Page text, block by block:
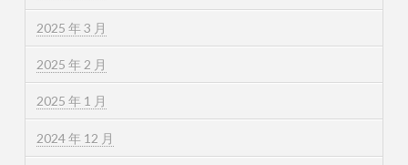
2025 年 3 月
2025 年 2 月
2025 年 1 月
2024 年 12 月